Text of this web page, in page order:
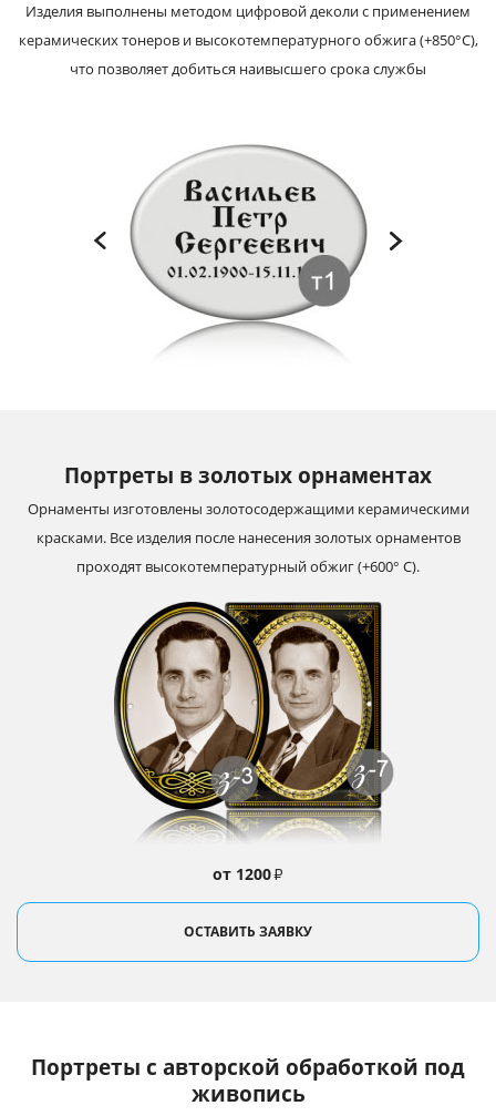
Изделия выполнены методом цифровой деколи с применением
керамических тонеров и высокотемпературного обжига (+850°С),
что позволяет добиться наивысшего срока службы
Портреты в золотых орнаментах
от 1200₽
Орнаменты изготовлены золотосодержащими керамическими
красками. Все изделия после нанесения золотых орнаментов
проходят высокотемпературный обжиг (+600° С).
ОСТАВИТЬ ЗАЯВКУ
Портреты с авторской обработкой под
живопись